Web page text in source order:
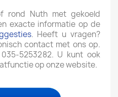
rond Nuth met gekoeld
exacte informatie op de
. Heeft u vragen?
contact met ons op.
5253282. U kunt ook
op onze website.